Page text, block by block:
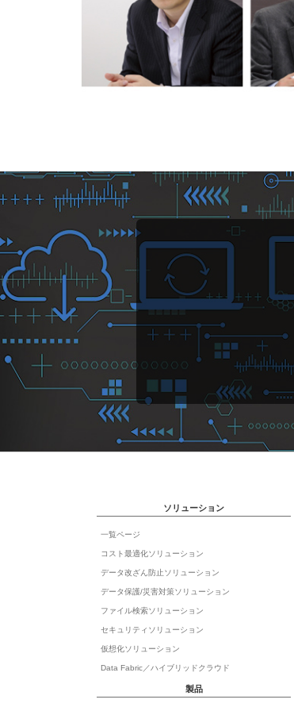
ソリューション
一覧ページ
コスト最適化ソリューション
データ改ざん防止ソリューション
データ保護/災害対策ソリューション
ファイル検索ソリューション
セキュリティソリューション
仮想化ソリューション
Data Fabric／ハイブリッドクラウド
製品